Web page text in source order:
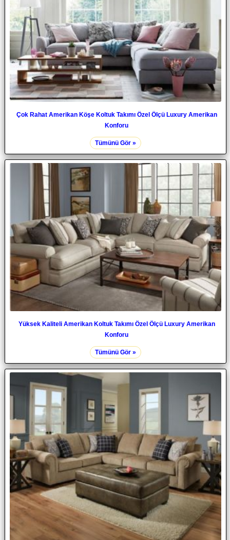
Çok Rahat Amerikan Köşe Koltuk Takımı Özel Ölçü Luxury Amerikan
Konforu
Tümünü Gör »
Yüksek Kaliteli Amerikan Koltuk Takımı Özel Ölçü Luxury Amerikan
Konforu
Tümünü Gör »